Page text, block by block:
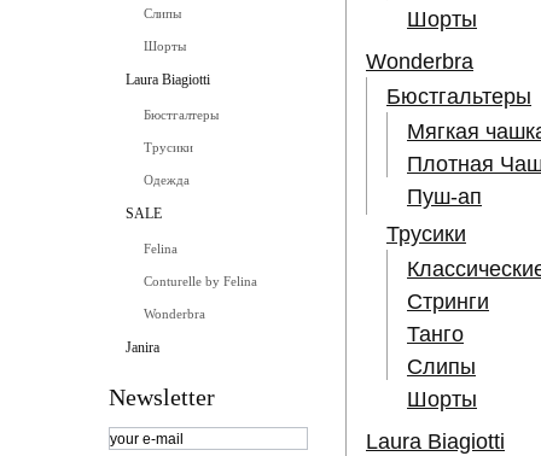
Слипы
Шорты
Laura Biagiotti
Бюстгалтеры
Трусики
Одежда
SALE
Felina
Conturelle by Felina
Wonderbra
Janira
Newsletter
Шорты
Wonderbra
Бюстгальтеры
Мягкая
Плотная
Пуш-ап
Трусики
Стринги
Танго
Слипы
Шорты
Laura Biagiotti